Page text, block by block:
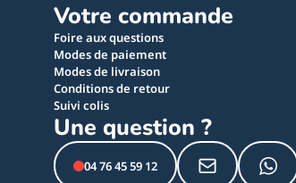
Votre commande
Foire aux questions
Modes de paiement
Modes de livraison
Conditions de retour
Suivi colis
Une question ?
04 76 45 59 12